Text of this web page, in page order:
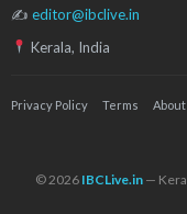
✍ editor@ibclive.in
Kerala, India
Privacy Policy Terms About
© 2026 IBCLive.in—